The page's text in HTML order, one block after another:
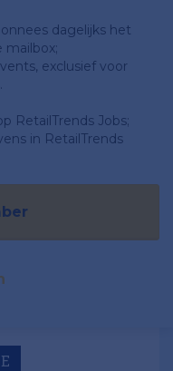
dagelijks het
mailbox;
exclusief voor
RetailTrends Jobs;
in RetailTrends